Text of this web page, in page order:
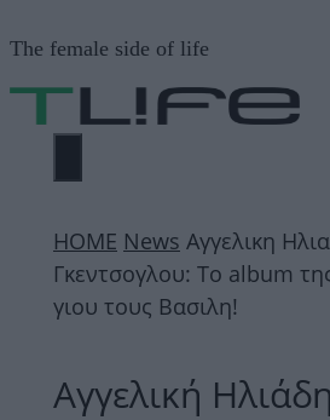
σε
περιεχόμενο
The female side of life
ΜΕΝΟΎ
ΗΟΜΕ News Αγγελικη
Γκεντσογλου: Το album
γιου τους Βασιλη!
Αγγελική